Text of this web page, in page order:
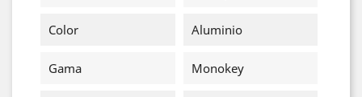
Color Aluminio
Gama Monokey